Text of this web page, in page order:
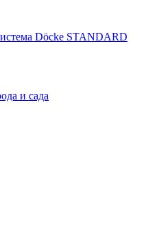
Döcke STANDARD
и сада